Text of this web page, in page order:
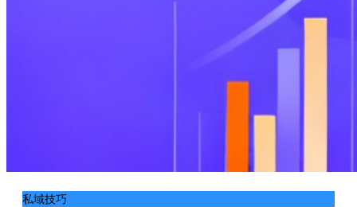
私域技巧